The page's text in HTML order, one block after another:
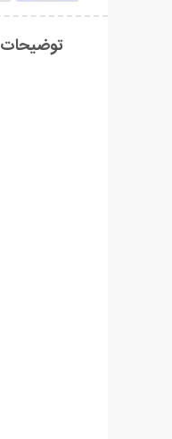
توضیحات